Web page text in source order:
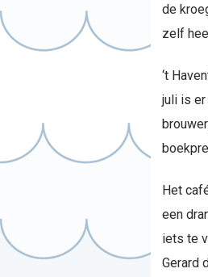
de
zelf
‘t
juli is er
Het
een
iets te
Gerard